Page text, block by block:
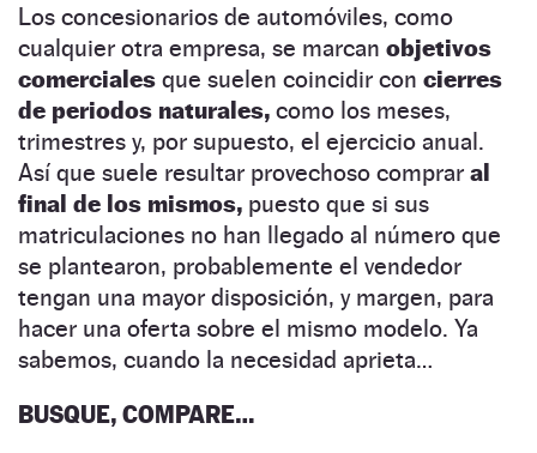
Los concesionarios de automóviles, como
cualquier otra empresa, se marcan objetivos
comerciales que suelen coincidir con cierres
de periodos naturales, como los meses,
trimestres y, por supuesto, el ejercicio anual.
Así que suele resultar provechoso comprar al
final de los mismos, puesto que si sus
matriculaciones no han llegado al número que
se plantearon, probablemente el vendedor
tengan una mayor disposición, y margen, para
hacer una oferta sobre el mismo modelo. Ya
sabemos, cuando la necesidad aprieta…
BUSQUE, COMPARE…